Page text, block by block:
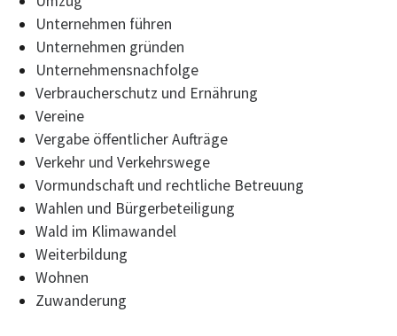
Unternehmen führen
Unternehmen gründen
Unternehmensnachfolge
Verbraucherschutz und Ernährung
Vereine
Vergabe öffentlicher Aufträge
Verkehr und Verkehrswege
Vormundschaft und rechtliche Betreuung
Wahlen und Bürgerbeteiligung
Wald im Klimawandel
Weiterbildung
Wohnen
Zuwanderung